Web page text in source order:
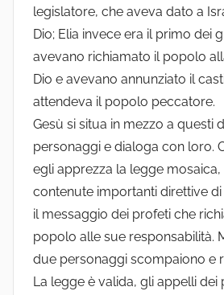
legislatore, che aveva dato a
Dio; Elia invece era il primo dei
avevano richiamato il popolo
Dio e avevano annunziato il
attendeva il popolo peccatore.
Gesù si situa in mezzo a questi
personaggi e dialoga con loro.
egli apprezza la legge mosaica,
contenute importanti direttive
il messaggio dei profeti che
popolo alle sue responsabilità.
due personaggi scompaiono e
La legge è valida, gli appelli dei